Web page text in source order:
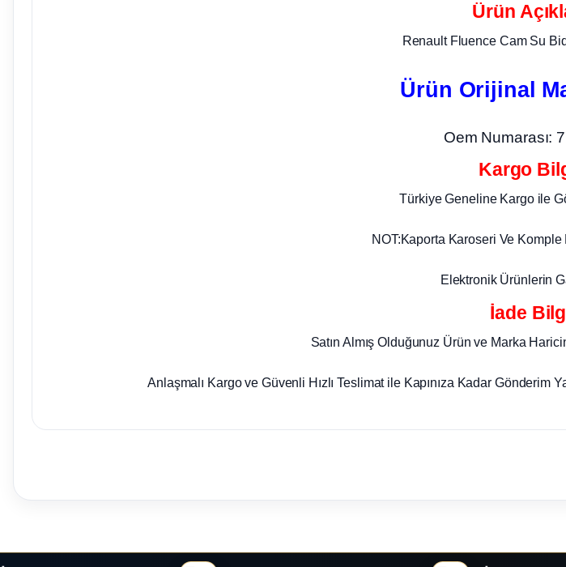
Ürün
Renault Fluence Cam Su
Ürün Orijinal
Oem Numarası:
Kargo
Türkiye Geneline Kargo ile
NOT:Kaporta Karoseri Ve Komple
Elektronik Ürünlerin
İade
Satın Almış Olduğunuz Ürün ve Marka
Anlaşmalı Kargo ve Güvenli Hızlı Teslimat ile Kapınıza Kadar Gönderim